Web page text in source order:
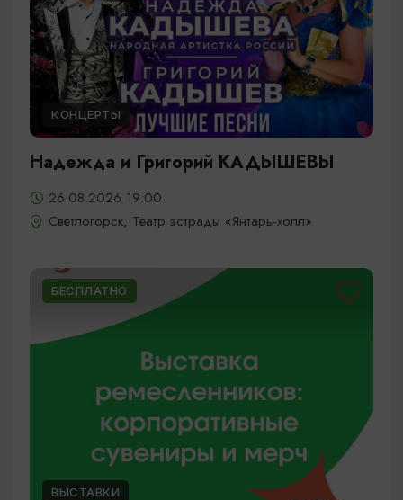
КОНЦЕРТЫ
Надежда и Григорий КАДЫШЕВЫ
26.08.2026 19:00
Светлогорск, Театр эстрады «Янтарь-холл»
БЕСПЛАТНО
ВЫСТАВКИ